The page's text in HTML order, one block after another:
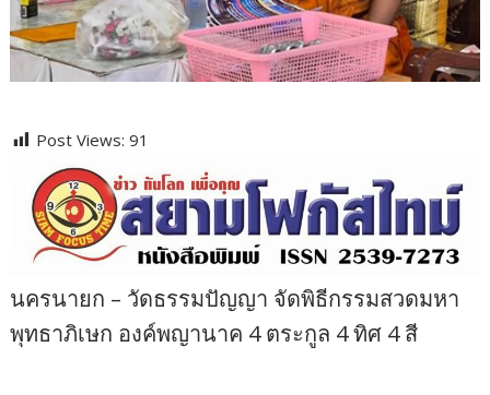
Post Views: 91
นครนายก – วัดธรรมปัญญา จัดพิธีกรรมสวดมหา
พุทธาภิเษก องค์พญานาค 4 ตระกูล 4 ทิศ 4 สี